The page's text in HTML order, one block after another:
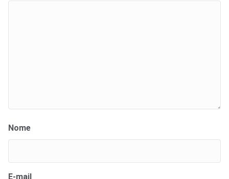
Nome
E-mail